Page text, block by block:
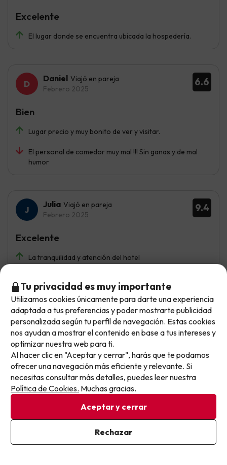
El lugar donde se encuentra ubicada la hospedería.
Excelente
6.6
Daniel Viajó en pareja
Febrero 2025
Lugar precio y muy bonito de ver y visitar.
El personal de comedor muy mal !!! Sin ganas y de mal
humor
Bien
9.4
Julia Viajó en pareja
Febrero 2025
La tranquilidad y atención del hotel
Excelente
Mostrar más opiniones
Si tienes dudas antes de reservar, puedes consultar nuestro
apartado depreguntas frecuentes.
No llegas tarde: llegas al siguiente.
Este chollo ya ha caducado, pero cada día lanzamos
nuevas oportunidades para viajar mejor y pagar
menos.
Apúntate y que el próximo no se te escape.
Pon tu mejor e-mail
Ya estoy suscrito
Al suscribirte, confirmas haber leído y estar de acuerdo con la
Otras iniciativas de éxito del grupo Viajes Para Ti S.L.U.
son Esquiades.com (la web líder de viajes a la nieve en
de 1.000.000 de alojamientos disponibles para
reservar y viajar por todo el mundo.
Tu privacidad es muy importante
Utilizamos cookies únicamente para darte una experiencia
adaptada a tus preferencias y poder mostrarte publicidad
personalizada según tu perfil de navegación. Estas cookies
nos ayudan a mostrar el contenido en base a tus intereses y
optimizar nuestra web para ti.
Al hacer clic en "Aceptar y cerrar", harás que te podamos
ofrecer una navegación más eficiente y relevante. Si
necesitas consultar más detalles, puedes leer nuestra
Política de Cookies. Muchas gracias.
Aceptar y cerrar
Rechazar